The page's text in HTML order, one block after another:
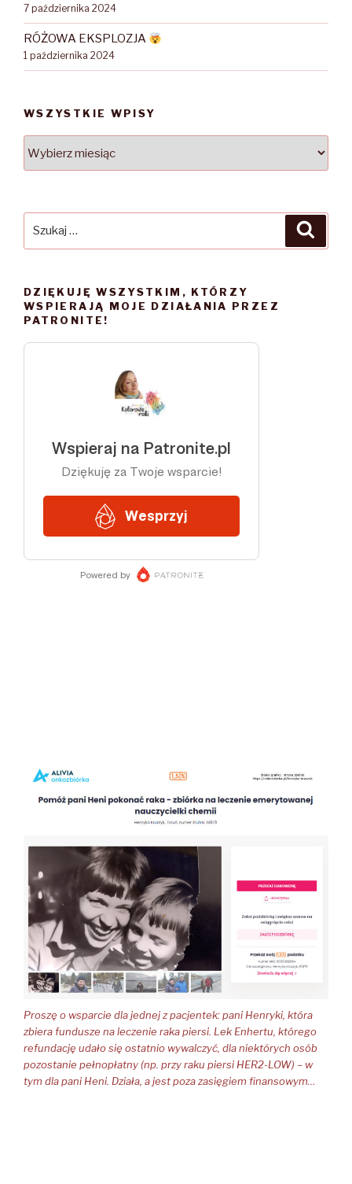
7 października 2024
RÓŻOWA EKSPLOZJA
1 października 2024
WSZYSTKIE WPISY
DZIĘKUJĘ WSZYSTKIM, KTÓRZY
WSPIERAJĄ MOJE DZIAŁANIA PRZEZ
PATRONITE!
Proszę o wsparcie dla jednej z pacjentek: pani Henryki, która
zbiera fundusze na leczenie raka piersi. Lek Enhertu, którego
refundację udało się ostatnio wywalczyć, dla niektórych osób
pozostanie pełnopłatny (np. przy raku piersi HER2-LOW) – w
tym dla pani Heni. Działa, a jest poza zasięgiem finansowym…